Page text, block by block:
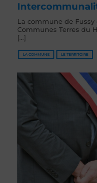
La commune de
Communes Terres du
[...]
LA COMMUNE LE TERRITOIRE